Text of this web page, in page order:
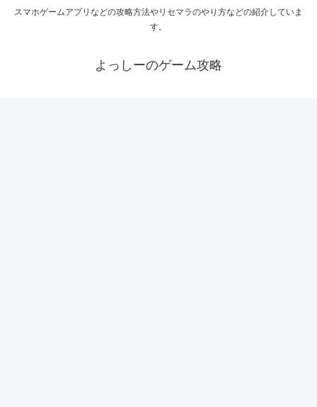
スマホゲームアプリなどの攻略方法やリセマラのやり方などの紹介していま
す。
よっしーのゲーム攻略